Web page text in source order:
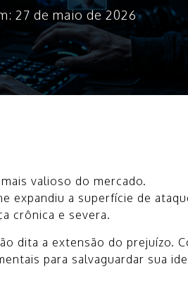
27 de maio de 2026
valioso do mercado.
expandiu a superfície de
crônica e severa.
dita a extensão do prejuízo.
para salvaguardar sua